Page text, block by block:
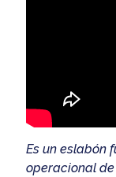
Es un eslabón
operacional